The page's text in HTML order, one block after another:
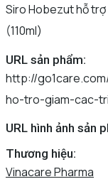
Siro Hobezut hỗ
(110ml)
URL sản phẩm:
http://
ho-tro-giam-cac-
URL hình ảnh sản
Thương hiệu:
Vinacare Pharma